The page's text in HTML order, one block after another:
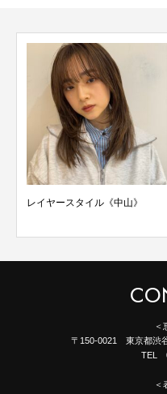
レイヤースタイル《中山》
＜
〒150-0021 東京都渋
TEL
＜